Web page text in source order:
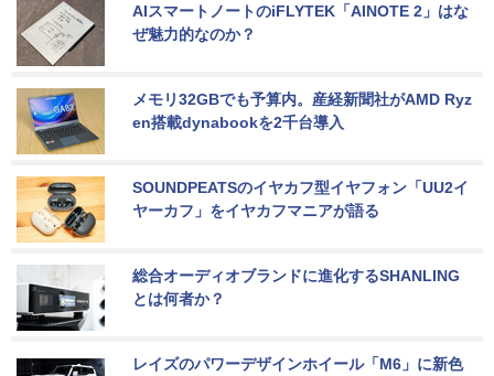
AIスマートノートのiFLYTEK「AINOTE 2」はな
ぜ魅力的なのか？
メモリ32GBでも予算内。産経新聞社がAMD Ryz
en搭載dynabookを2千台導入
SOUNDPEATSのイヤカフ型イヤフォン「UU2イ
ヤーカフ」をイヤカフマニアが語る
総合オーディオブランドに進化するSHANLING
とは何者か？
レイズのパワーデザインホイール「M6」に新色